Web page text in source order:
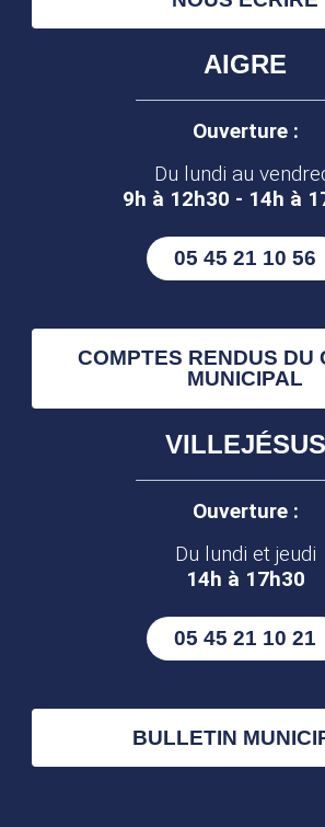
AIGRE
Ouverture :
Du lundi au
9h à 12h30 - 14h à
05 45 21 10 56
COMPTES RENDUS DU
MUNICIPAL
VILLEJÉSUS
Ouverture :
Du lundi et jeudi
14h à 17h30
05 45 21 10 21
BULLETIN